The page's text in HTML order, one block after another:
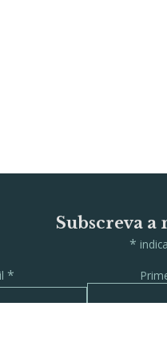
Subscreva a
*
*